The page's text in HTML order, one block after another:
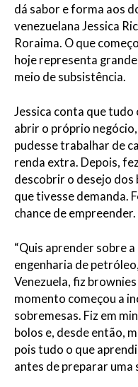
dá sabor e forma aos
venezuelana Jessica
Roraima. O que
hoje representa
meio de subsistência.
Jessica conta que tudo
abrir o próprio
pudesse trabalhar de
renda extra. Depois,
descobrir o desejo
que tivesse demanda.
chance de empreender.
“Quis aprender sobre
engenharia de
Venezuela, fiz
momento começou a
sobremesas. Fiz em
bolos e, desde então,
pois tudo o que
antes de preparar uma